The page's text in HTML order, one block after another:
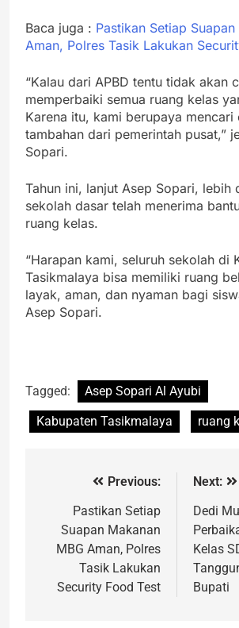
Baca juga : Pastikan Setiap
Aman, Polres Tasik Lakukan
“Kalau dari APBD tentu tidak akan
memperbaiki semua ruang kelas
Karena itu, kami berupaya mencari
tambahan dari pemerintah pusat,”
Sopari.
Tahun ini, lanjut Asep Sopari, lebih
sekolah dasar telah menerima
ruang kelas.
“Harapan kami, seluruh sekolah di
Tasikmalaya bisa memiliki ruang
layak, aman, dan nyaman bagi
Asep Sopari.
Tagged:
Asep Sopari Al Ayubi
Kabupaten Tasikmalaya
ruang
Previous:
Pastikan Setiap
Suapan Makanan
MBG Aman, Polres
Tasik Lakukan
Security Food Test
Next:
Dedi
Kelas
Bupati